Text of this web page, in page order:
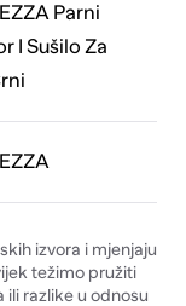
Parni
I Sušilo Za
izvora i mjenjaju
težimo pružiti
razlike u odnosu